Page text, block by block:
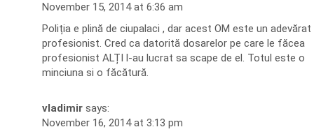
November 15, 2014 at 6:36 am
Poliția e plină de ciupalaci , dar acest OM este un adevărat
profesionist. Cred ca datorită dosarelor pe care le făcea
profesionist ALȚI l-au lucrat sa scape de el. Totul este o
minciuna si o făcătură.
vladimir says:
November 16, 2014 at 3:13 pm